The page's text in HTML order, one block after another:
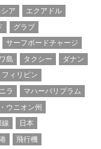
ア
エクアドル
グラブ
サーフボードチャージ
島 タクシー
ダナン
フィリピン
ラ
マハーバリプラム
ウニオン州
線
日本
飛行機